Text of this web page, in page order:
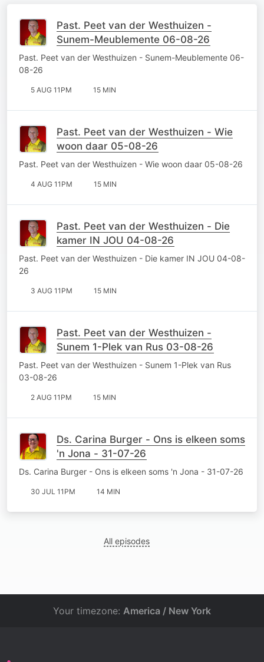
Past. Peet van der Westhuizen -
Sunem-Meublemente 06-08-26
Past. Peet van der Westhuizen - Sunem-Meublemente 06-
08-26
5 AUG 11PM 15 MIN
Past. Peet van der Westhuizen - Wie
woon daar 05-08-26
Past. Peet van der Westhuizen - Wie woon daar 05-08-26
4 AUG 11PM 15 MIN
Past. Peet van der Westhuizen - Die
kamer IN JOU 04-08-26
Past. Peet van der Westhuizen - Die kamer IN JOU 04-08-
26
3 AUG 11PM 15 MIN
Past. Peet van der Westhuizen -
Sunem 1-Plek van Rus 03-08-26
Past. Peet van der Westhuizen - Sunem 1-Plek van Rus
03-08-26
2 AUG 11PM 15 MIN
Ds. Carina Burger - Ons is elkeen soms
'n Jona - 31-07-26
Ds. Carina Burger - Ons is elkeen soms 'n Jona - 31-07-26
30 JUL 11PM 14 MIN
All episodes
Your timezone: America / New York